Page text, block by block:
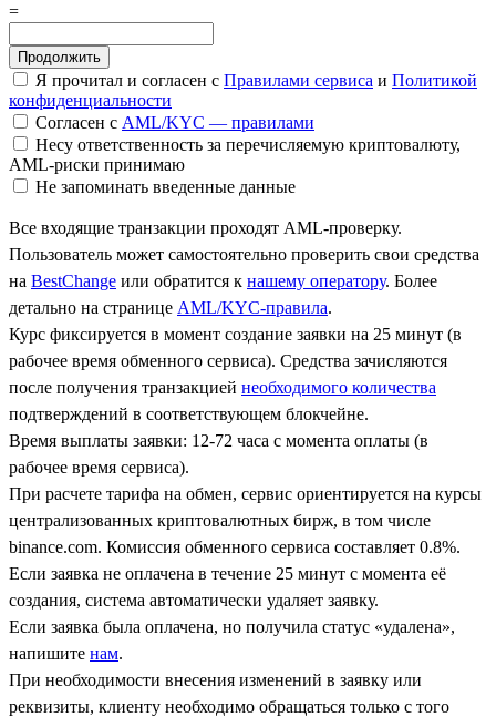
=
Я прочитал и согласен с Правилами сервиса и Политикой
конфиденциальности
Согласен с AML/KYC — правилами
Несу ответственность за перечисляемую криптовалюту,
AML-риски принимаю
Не запоминать введенные данные
Все входящие транзакции проходят AML-проверку.
Пользователь может самостоятельно проверить свои средства
на BestChange или обратится к нашему оператору. Более
детально на странице AML/KYC-правила.
Курс фиксируется в момент создание заявки на 25 минут (в
рабочее время обменного сервиса). Средства зачисляются
после получения транзакцией необходимого количества
подтверждений в соответствующем блокчейне.
Время выплаты заявки: 12-72 часа с момента оплаты (в
рабочее время сервиса).
При расчете тарифа на обмен, сервис ориентируется на курсы
централизованных криптовалютных бирж, в том числе
binance.com. Комиссия обменного сервиса составляет 0.8%.
Если заявка не оплачена в течение 25 минут с момента её
создания, система автоматически удаляет заявку.
Если заявка была оплачена, но получила статус «удалена»,
напишите нам.
При необходимости внесения изменений в заявку или
реквизиты, клиенту необходимо обращаться только с того